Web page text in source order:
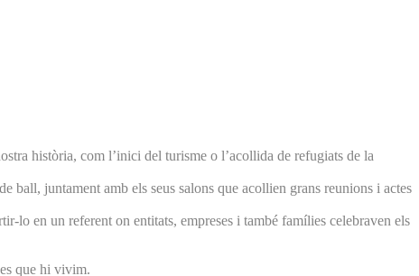
història, com l’inici del turisme o l’acollida de refugiats de la
ball, juntament amb els seus salons que acollien grans reunions i actes
lo en un referent on entitats, empreses i també famílies celebraven els
que hi vivim.